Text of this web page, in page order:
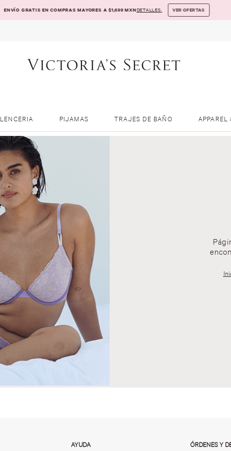
ENVÍO GRATIS EN COMPRAS MAYORES A $1,699 MXNDETALLES. VER OFERTAS
LENCERIA PIJAMAS TRAJES DE BAÑO APPAREL
AYUDA ÓRDENES Y